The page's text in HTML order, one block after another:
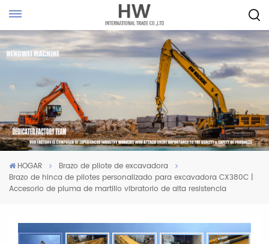
HOGAR
Brazo de pilote de excavadora
Brazo de hinca de pilotes personalizado para excavadora CX380C |
Accesorio de pluma de martillo vibratorio de alta resistencia